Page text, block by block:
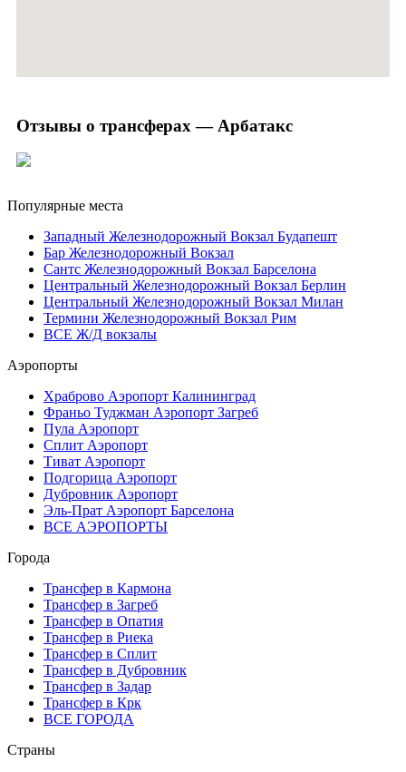
Отзывы о трансферах — Арбатакс
Популярные места
Западный Железнодорожный Вокзал Будапешт
Бар Железнодорожный Вокзал
Сантс Железнодорожный Вокзал Барселона
Центральный Железнодорожный Вокзал Берлин
Центральный Железнодорожный Вокзал Милан
Термини Железнодорожный Вокзал Рим
ВСЕ Ж/Д вокзалы
Аэропорты
Храброво Аэропорт Калининград
Франьо Туджман Аэропорт Загреб
Пула Аэропорт
Сплит Аэропорт
Тиват Аэропорт
Подгорица Аэропорт
Дубровник Аэропорт
Эль-Прат Аэропорт Барселона
ВСЕ АЭРОПОРТЫ
Города
Трансфер в Кармона
Трансфер в Загреб
Трансфер в Опатия
Трансфер в Риека
Трансфер в Сплит
Трансфер в Дубровник
Трансфер в Задар
Трансфер в Крк
ВСЕ ГОРОДА
Страны